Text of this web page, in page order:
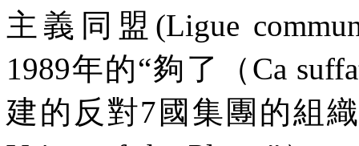
主義同盟 (Ligue
1989年的“夠了（ Ca
建的反對7 國集團的組